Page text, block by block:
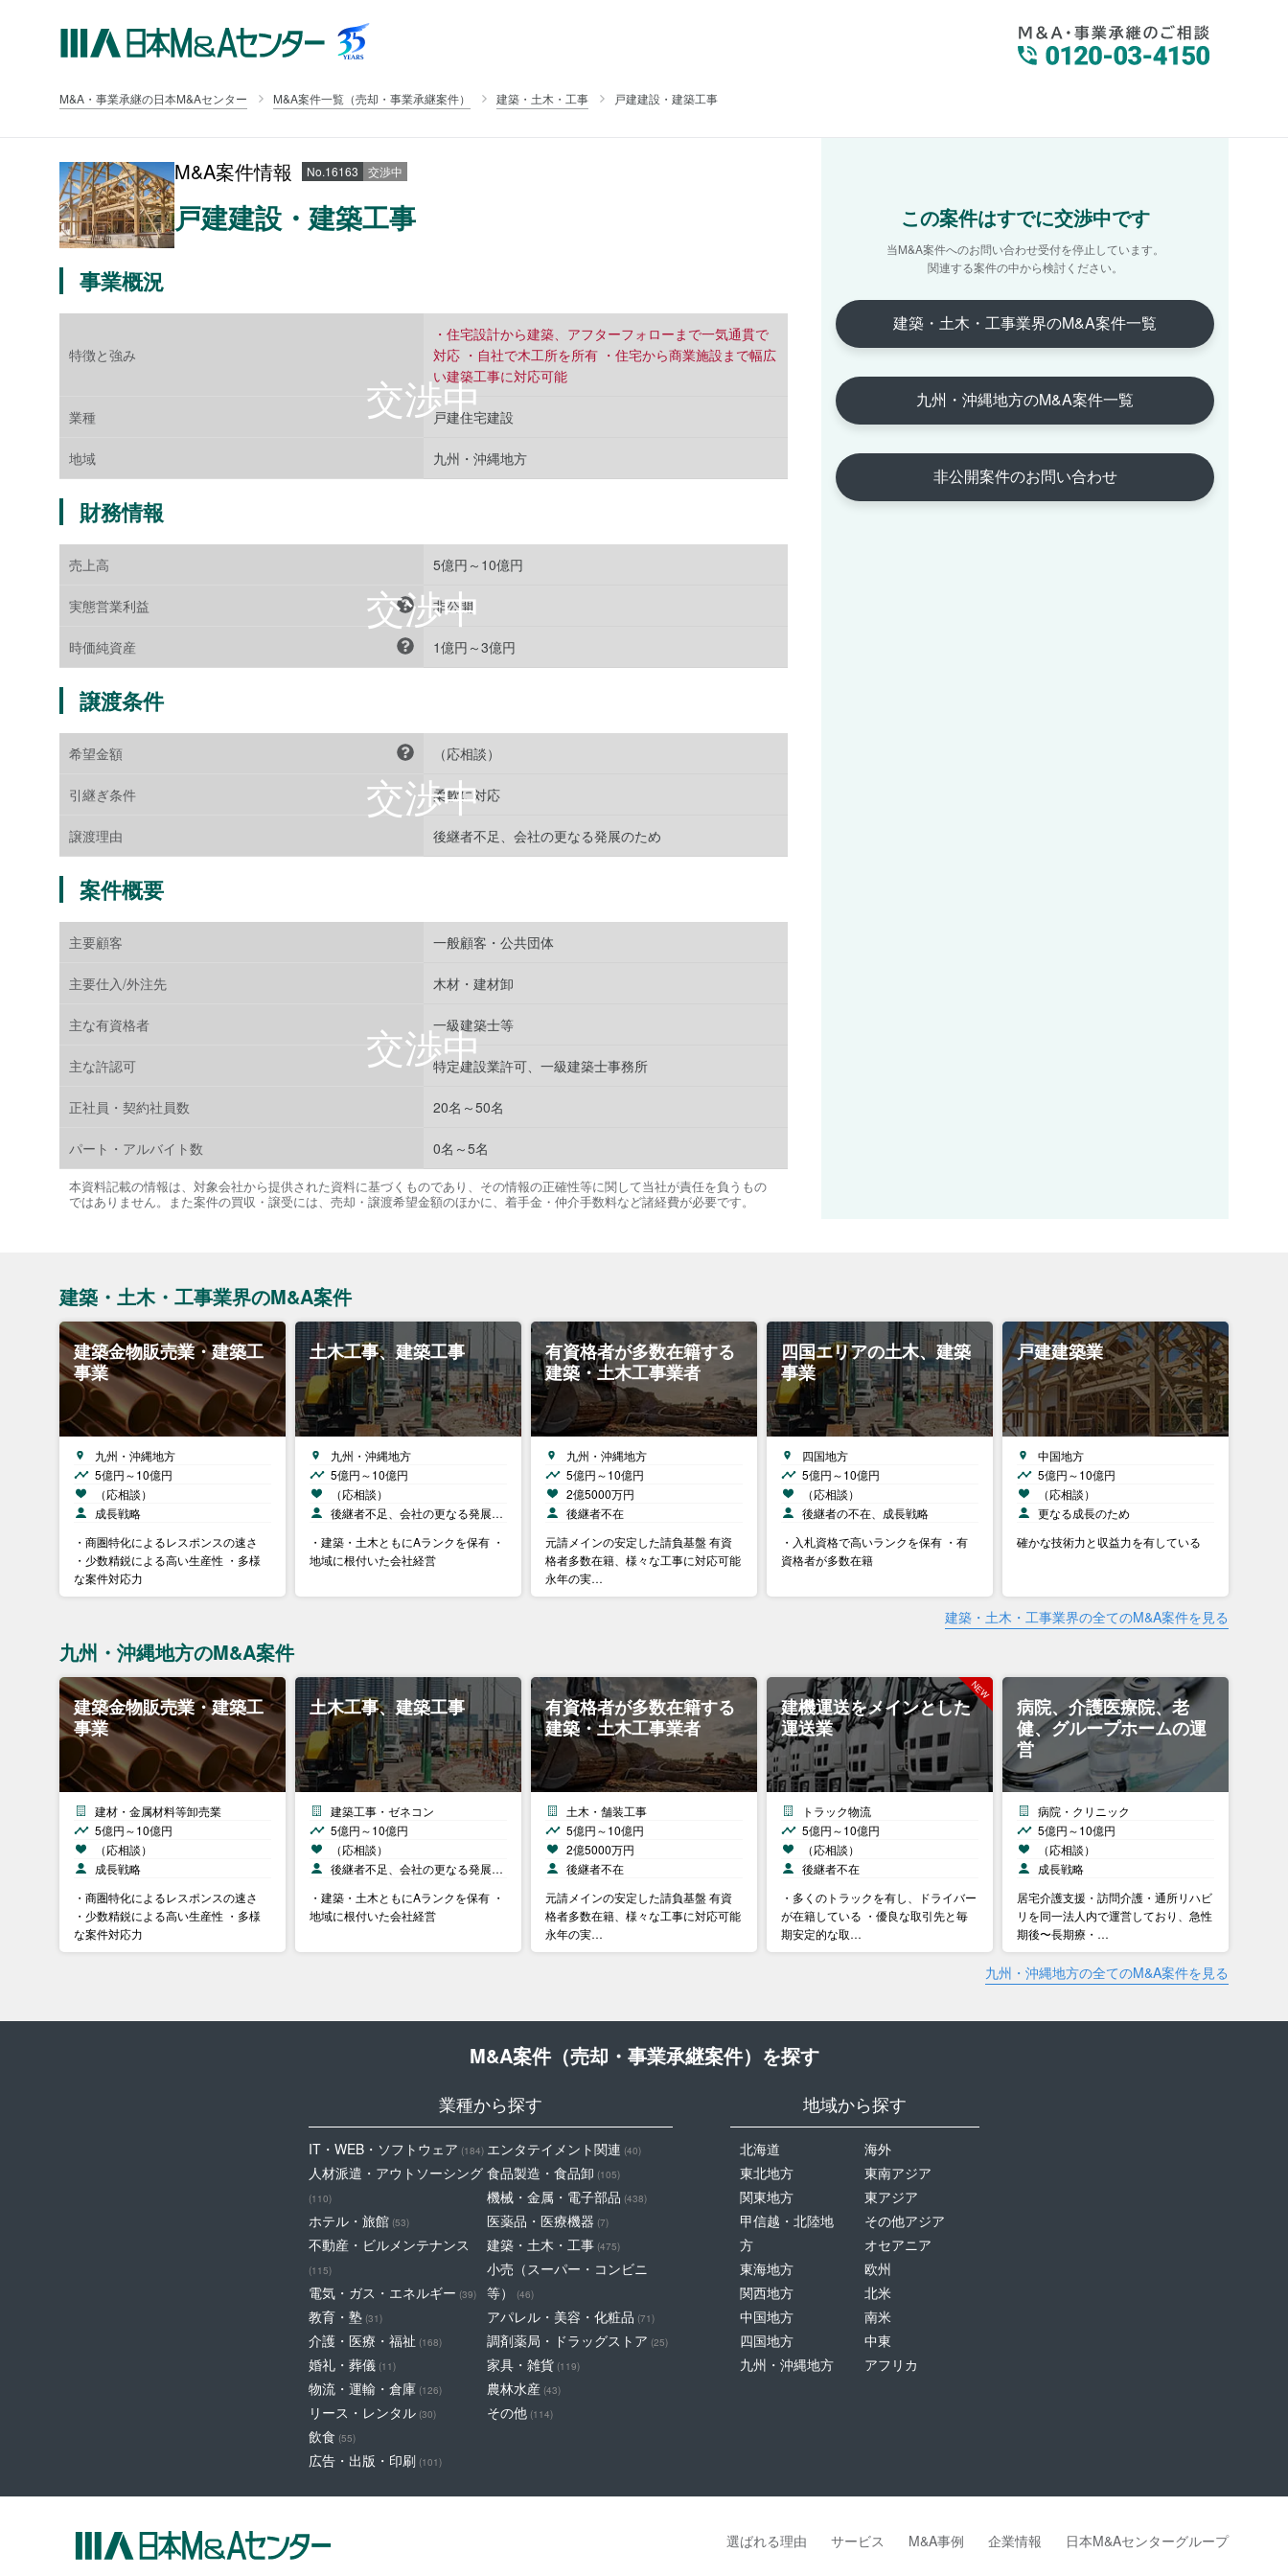
M&A・事業承継の日本M&Aセンター M&A案件一覧（売却・事業承継案件） 建築・土木・工事 戸建建設・建築工事
M&A案件情報 No.16163 交渉中
戸建建設・建築工事
事業概況
特徴と強み
・住宅設計から建築、アフターフォローまで一気通貫で
対応 ・自社で木工所を所有 ・住宅から商業施設まで幅広
い建築工事に対応可能
業種 戸建住宅建設
地域 九州・沖縄地方
財務情報
売上高 5億円～10億円
実態営業利益 非公開
時価純資産 1億円～3億円
譲渡条件
希望金額 （応相談）
引継ぎ条件 柔軟に対応
譲渡理由 後継者不足、会社の更なる発展のため
案件概要
主要顧客 一般顧客・公共団体
主要仕入/外注先 木材・建材卸
主な有資格者 一級建築士等
主な許認可 特定建設業許可、一級建築士事務所
正社員・契約社員数 20名～50名
パート・アルバイト数 0名～5名
本資料記載の情報は、対象会社から提供された資料に基づくものであり、その情報の正確性等に関して当社が責任を負うもの
ではありません。また案件の買収・譲受には、売却・譲渡希望金額のほかに、着手金・仲介手数料など諸経費が必要です。
この案件はすでに交渉中です
当M&A案件へのお問い合わせ受付を停止しています。
関連する案件の中から検討ください。
建築・土木・工事業界のM&A案件一覧
九州・沖縄地方のM&A案件一覧
非公開案件のお問い合わせ
建築・土木・工事業界のM&A案件
建築金物販売業・建築工
事業
九州・沖縄地方
5億円～10億円
（応相談）
成長戦略
・商圏特化によるレスポンスの速さ
・少数精鋭による高い生産性 ・多様
な案件対応力
土木工事、建築工事
九州・沖縄地方
5億円～10億円
（応相談）
後継者不足、会社の更なる発展…
・建築・土木ともにAランクを保有 ・
地域に根付いた会社経営
有資格者が多数在籍する
建築・土木工事業者
九州・沖縄地方
5億円～10億円
2億5000万円
後継者不在
元請メインの安定した請負基盤 有資
格者多数在籍、様々な工事に対応可能
永年の実…
四国エリアの土木、建築
事業
四国地方
5億円～10億円
（応相談）
後継者の不在、成長戦略
・入札資格で高いランクを保有 ・有
資格者が多数在籍
戸建建築業
中国地方
5億円～10億円
（応相談）
更なる成長のため
確かな技術力と収益力を有している
建築・土木・工事業界の全てのM&A案件を見る
九州・沖縄地方のM&A案件
建築金物販売業・建築工
事業
建材・金属材料等卸売業
5億円～10億円
（応相談）
成長戦略
・商圏特化によるレスポンスの速さ
・少数精鋭による高い生産性 ・多様
な案件対応力
土木工事、建築工事
建築工事・ゼネコン
5億円～10億円
（応相談）
後継者不足、会社の更なる発展…
・建築・土木ともにAランクを保有 ・
地域に根付いた会社経営
有資格者が多数在籍する
建築・土木工事業者
土木・舗装工事
5億円～10億円
2億5000万円
後継者不在
元請メインの安定した請負基盤 有資
格者多数在籍、様々な工事に対応可能
永年の実…
建機運送をメインとした
運送業
トラック物流
5億円～10億円
（応相談）
後継者不在
・多くのトラックを有し、ドライバー
が在籍している ・優良な取引先と毎
期安定的な取…
病院、介護医療院、老
健、グループホームの運
営
病院・クリニック
5億円～10億円
（応相談）
成長戦略
居宅介護支援・訪問介護・通所リハビ
リを同一法人内で運営しており、急性
期後〜長期療・…
九州・沖縄地方の全てのM&A案件を見る
M&A案件（売却・事業承継案件）を探す
業種から探す
IT・WEB・ソフトウェア (184)
人材派遣・アウトソーシング
(110)
ホテル・旅館 (53)
不動産・ビルメンテナンス
(115)
電気・ガス・エネルギー (39)
教育・塾 (31)
介護・医療・福祉 (168)
婚礼・葬儀 (11)
物流・運輸・倉庫 (126)
リース・レンタル (30)
飲食 (55)
広告・出版・印刷 (101)
エンタテイメント関連 (40)
食品製造・食品卸 (105)
機械・金属・電子部品 (438)
医薬品・医療機器 (7)
建築・土木・工事 (475)
小売（スーパー・コンビニ
等）
(46)
アパレル・美容・化粧品 (71)
調剤薬局・ドラッグストア (25)
家具・雑貨 (119)
農林水産 (43)
その他 (114)
地域から探す
北海道
東北地方
関東地方
甲信越・北陸地
方
東海地方
関西地方
中国地方
四国地方
九州・沖縄地方
海外
東南アジア
東アジア
その他アジア
オセアニア
欧州
北米
南米
中東
アフリカ
選ばれる理由 サービス M&A事例 企業情報 日本M&Aセンターグループ